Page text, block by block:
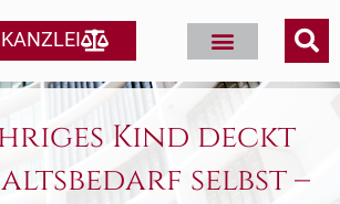
Kind deckt
selbst –